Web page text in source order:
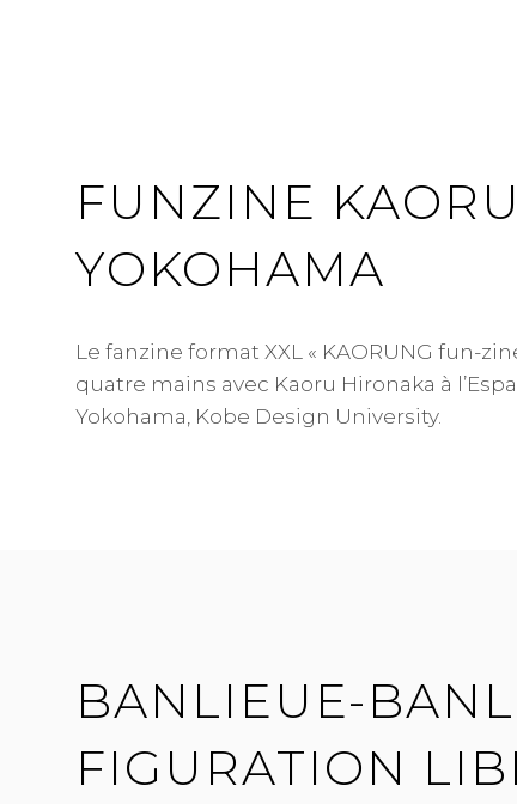
FUNZINE
YOKOHAMA
Le fanzine format XXL « KAORUNG fun-
quatre mains avec Kaoru Hironaka à
Yokohama, Kobe Design University.
BANLIEUE-
FIGURATION